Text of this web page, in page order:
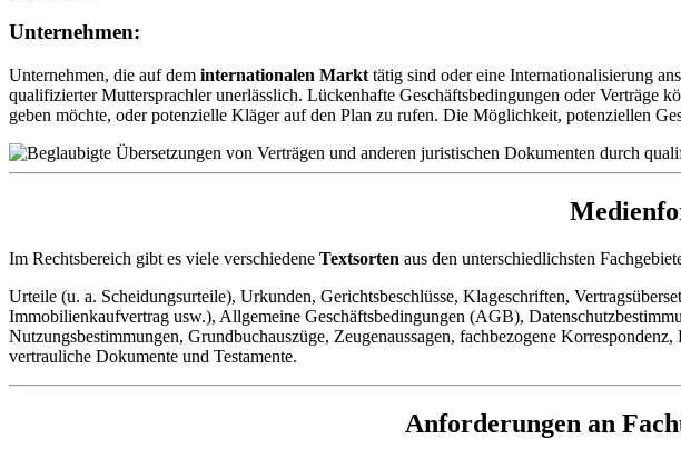
Unternehmen:
Unternehmen, die auf dem internationalen Markt tätig sind oder eine Internationalisierung
qualifizierter Muttersprachler unerlässlich. Lückenhafte Geschäftsbedingungen oder Verträge
geben möchte, oder potenzielle Kläger auf den Plan zu rufen. Die Möglichkeit, potenziellen
Im Rechtsbereich gibt es viele verschiedene Textsorten aus den unterschiedlichsten
Urteile (u. a. Scheidungsurteile), Urkunden, Gerichtsbeschlüsse, Klageschriften,
Immobilienkaufvertrag usw.), Allgemeine Geschäftsbedingungen (AGB),
Nutzungsbestimmungen, Grundbuchauszüge, Zeugenaussagen, fachbezogene
vertrauliche Dokumente und Testamente.
Anforderungen an